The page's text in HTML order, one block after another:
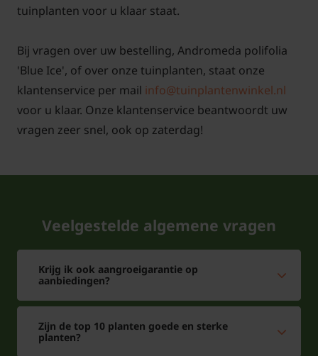
tuinplanten voor u klaar staat.
Bij vragen over uw bestelling, Andromeda polifolia
'Blue Ice', of over onze tuinplanten, staat onze
klantenservice per mail info@tuinplantenwinkel.nl
voor u klaar. Onze klantenservice beantwoordt uw
vragen zeer snel, ook op zaterdag!
Veelgestelde algemene vragen
Krijg ik ook aangroeigarantie op
aanbiedingen?
Zijn de top 10 planten goede en sterke
planten?